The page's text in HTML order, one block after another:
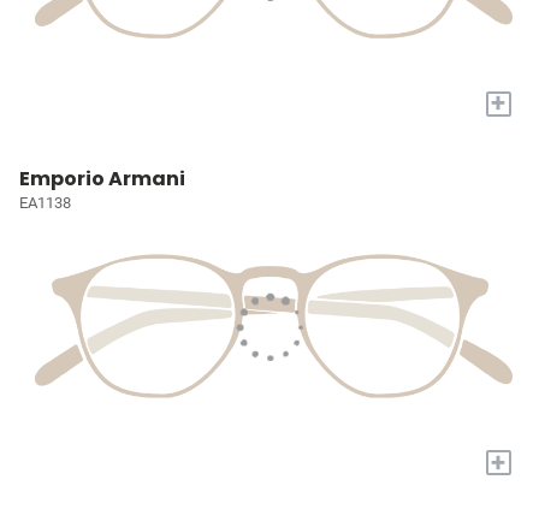
+
Emporio Armani
EA1138
+